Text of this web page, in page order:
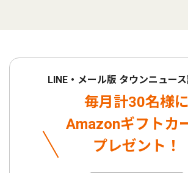
LINE・メール版 タウンニュー
毎月計30名様に
Amazonギフトカ
プレゼント！